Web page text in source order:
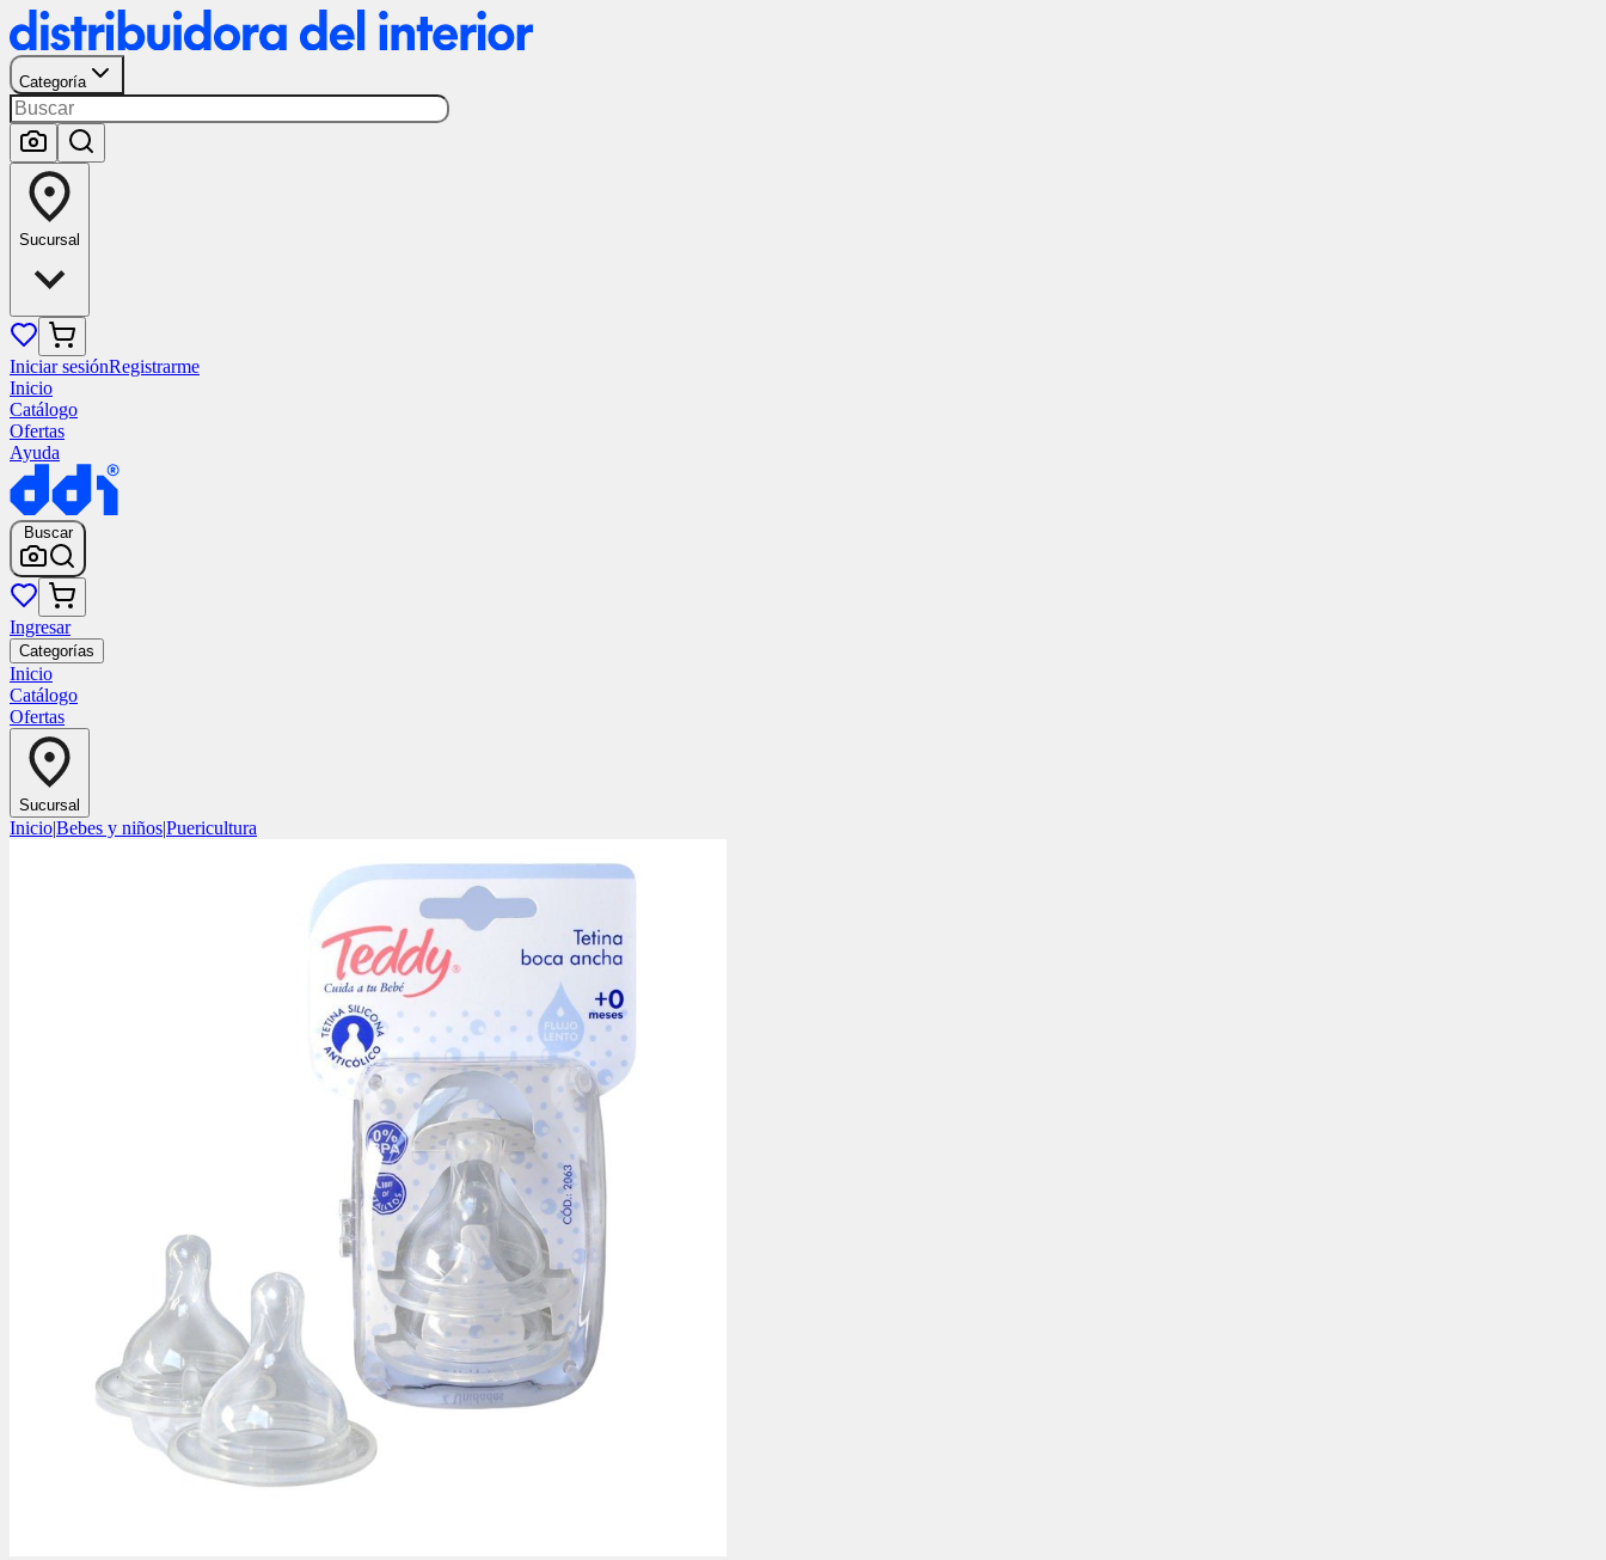
Categoría
Sucursal
Iniciar sesiónRegistrarme
Inicio
Catálogo
Ofertas
Ayuda
Buscar
Ingresar
Categorías
Inicio
Catálogo
Ofertas
Sucursal
Inicio|Bebes y niños|Puericultura